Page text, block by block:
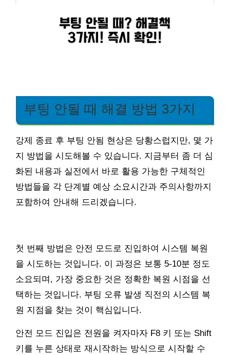
부팅 안될 때 해결 방법 3가지
강제 종료 후 부팅 안됨 현상은 당황스럽지만, 몇 가
지 방법을 시도해볼 수 있습니다. 지금부터 좀 더 심
화된 내용과 실전에서 바로 활용 가능한 구체적인
방법들을 각 단계별 예상 소요시간과 주의사항까지
포함하여 안내해 드리겠습니다.
첫 번째 방법은 안전 모드로 진입하여 시스템 복원
을 시도하는 것입니다. 이 과정은 보통 5-10분 정도
소요되며, 가장 중요한 것은 정확한 복원 시점을 선
택하는 것입니다. 부팅 오류 발생 직전의 시스템 복
원 지점을 찾는 것이 핵심입니다.
안전 모드 진입은 전원을 켜자마자 F8 키 또는 Shift
키를 누른 상태로 재시작하는 방식으로 시작할 수